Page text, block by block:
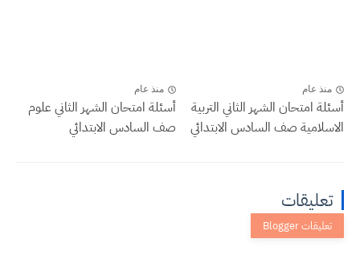
منذ عام
أسئلة امتحان الشهر الثاني التربية
الاسلامية صف السادس الابتدائي
منذ عام
أسئلة امتحان الشهر الثاني علوم
صف السادس الابتدائي
تعليقات